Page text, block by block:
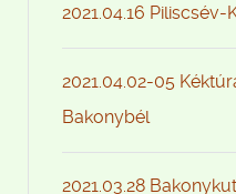
2021.04.16
2021.04.02-05
Bakonybél
2021.03.28